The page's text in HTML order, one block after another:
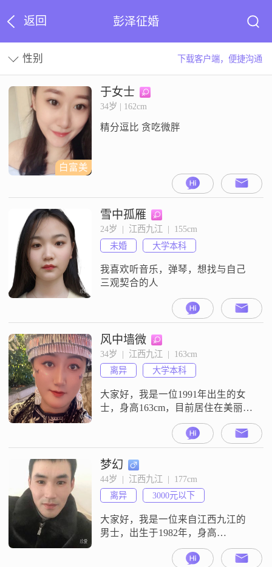
返回 彭泽征婚
性别 下载客户端，便捷沟通
白富美
于女士
34岁 | 162cm
精分逗比 贪吃微胖
雪中孤雁
24岁  |  江西九江  |  155cm
未婚
大学本科
我喜欢听音乐，弹琴，想找与自己
三观契合的人
风中墙微
34岁  |  江西九江  |  163cm
离异
大学本科
大家好，我是一位1991年出生的女
士，身高163cm，目前居住在美丽的
九江。我拥有大学本科学历，在工
作中努力进取，月薪在12001到
20000元之间。我性格开朗，总是爱
笑，相信笑容能拉近人与人之间的
距离。我独立自信，能够处理生活
中的各种问题，同时也随和易相
处，真诚地与每一个人沟通。生活
中的我热爱运动，尤其喜欢跑步和
打羽
梦幻
44岁  |  江西九江  |  177cm
离异
3000元以下
大家好，我是一位来自江西九江的
男士，出生于1982年，身高
177cm##3002##我的收入相对稳定，
每月在3000元以下##3002##虽然学